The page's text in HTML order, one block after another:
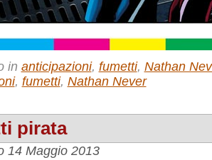
in anticipazioni, fumetti, Nathan
, fumetti, Nathan Never
pirata
14 Maggio 2013